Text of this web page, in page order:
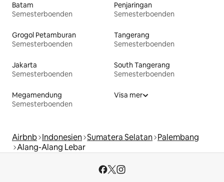
Batam
Semesterboenden
Penjaringan
Semesterboenden
Grogol Petamburan
Semesterboenden
Tangerang
Semesterboenden
Jakarta
Semesterboenden
South Tangerang
Semesterboenden
Megamendung
Semesterboenden
Visa mer
Airbnb Indonesien Sumatera Selatan Palembang
Alang-Alang Lebar